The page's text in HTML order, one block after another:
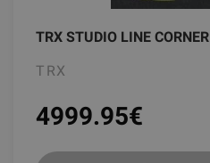
TRX STUDIO LINE
TRX
4999.95€